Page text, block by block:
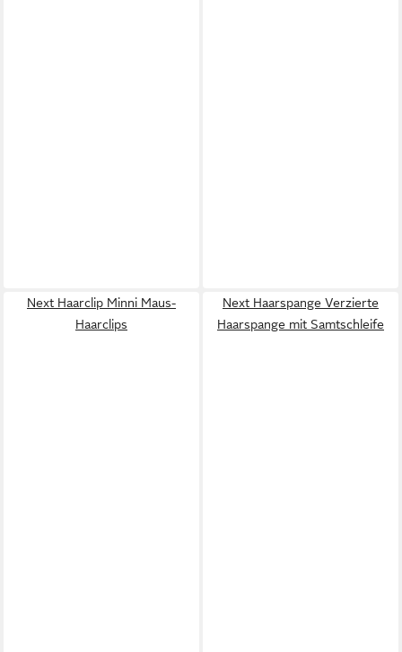
Next Haarclip Minni Maus-
Haarclips
Next Haarspange Verzierte
Haarspange mit Samtschleife